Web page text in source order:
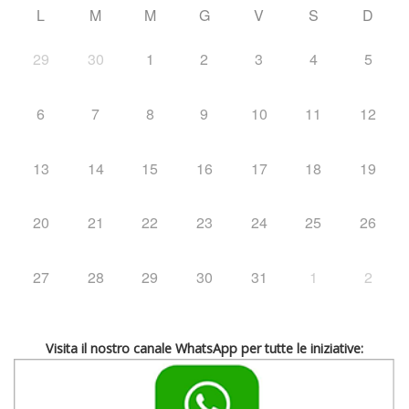
L M M G V S D
29 30 1 2 3 4 5
6 7 8 9 10 11 12
13 14 15 16 17 18 19
20 21 22 23 24 25 26
27 28 29 30 31 1 2
Visita il nostro canale WhatsApp per tutte le iniziative: